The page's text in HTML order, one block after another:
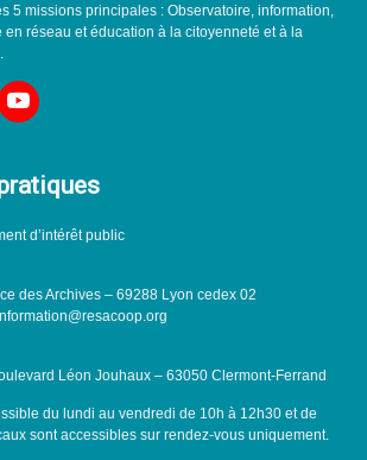
5 missions principales : Observatoire, information,
réseau et éducation à la citoyenneté et à la
d’intérêt public
des Archives – 69288 Lyon cedex 02
Léon Jouhaux – 63050 Clermont-Ferrand
du lundi au vendredi de 10h à 12h30 et de
sont accessibles sur rendez-vous uniquement.